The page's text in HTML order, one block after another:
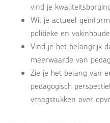
vind je
Wil je actueel
politieke en
Vind je het belangrijk
meerwaarde van
Zie je het belang van
pedagogisch
vraagstukken over